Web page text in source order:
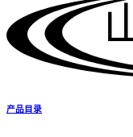
产品目录